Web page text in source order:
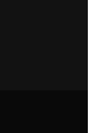
Linh,